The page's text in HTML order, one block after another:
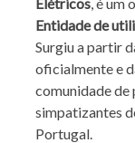
Elétricos, é um
Entidade de
Surgiu a partir
oficialmente e
comunidade
simpatizantes
Portugal.